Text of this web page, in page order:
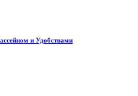
и Удобствами